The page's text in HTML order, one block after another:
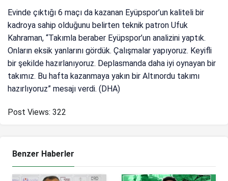
Evinde çıktığı 6 maçı da kazanan Eyüpspor’un kaliteli bir
kadroya sahip olduğunu belirten teknik patron Ufuk
Kahraman, “Takımla beraber Eyüpspor’un analizini yaptık.
Onların eksik yanlarını gördük. Çalışmalar yapıyoruz. Keyifli
bir şekilde hazırlanıyoruz. Deplasmanda daha iyi oynayan bir
takımız. Bu hafta kazanmaya yakın bir Altınordu takımı
hazırlıyoruz” mesajı verdi. (DHA)
Post Views: 322
Benzer Haberler